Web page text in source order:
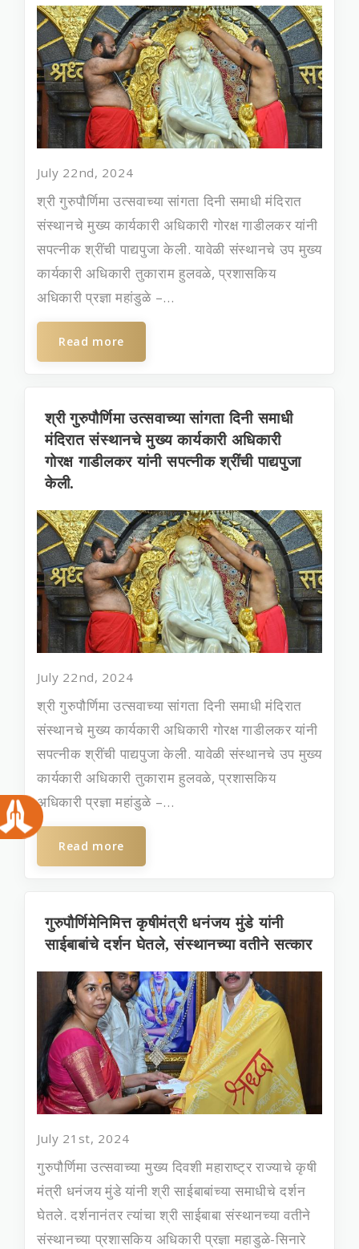
July 22nd, 2024
श्री गुरुपौर्णिमा उत्सवाच्या सांगता दिनी समाधी मंदिरात
संस्थानचे मुख्‍य कार्यकारी अधिकारी गोरक्ष गाडीलकर यांनी
सपत्‍नीक श्रींची पाद्यपुजा केली. यावेळी संस्‍थानचे उप मुख्‍य
कार्यकारी अधिकारी तुकाराम हुलवळे, प्रशासकिय
अधिकारी प्रज्ञा महांडुळे –...
Read more
श्री गुरुपौर्णिमा उत्सवाच्या सांगता दिनी समाधी
मंदिरात संस्थानचे मुख्‍य कार्यकारी अधिकारी
गोरक्ष गाडीलकर यांनी सपत्‍नीक श्रींची पाद्यपुजा
केली.
July 22nd, 2024
श्री गुरुपौर्णिमा उत्सवाच्या सांगता दिनी समाधी मंदिरात
संस्थानचे मुख्‍य कार्यकारी अधिकारी गोरक्ष गाडीलकर यांनी
सपत्‍नीक श्रींची पाद्यपुजा केली. यावेळी संस्‍थानचे उप मुख्‍य
कार्यकारी अधिकारी तुकाराम हुलवळे, प्रशासकिय
अधिकारी प्रज्ञा महांडुळे –...
Read more
गुरुपौर्णिमेनिमित्त कृषीमंत्री धनंजय मुंडे यांनी
साईबाबांचे दर्शन घेतले, संस्‍थानच्‍या वतीने सत्‍कार
July 21st, 2024
गुरुपौर्णिमा उत्‍सवाच्‍या मुख्‍य दिवशी महाराष्‍ट्र राज्‍याचे कृषी
मंत्री धनंजय मुंडे यांनी श्री साईबाबांच्‍या समाधीचे दर्शन
घेतले. दर्शनानंतर त्‍यांचा श्री साईबाबा संस्‍थानच्‍या वतीने
संस्‍थानच्‍या प्रशासकिय अधिकारी प्रज्ञा महाडुळे-सिनारे